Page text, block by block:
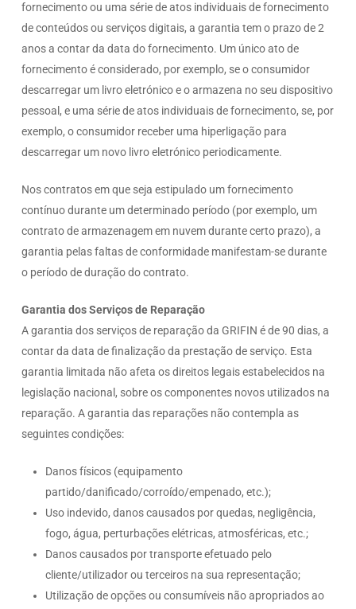
fornecimento ou uma série de atos individuais de fornecimento
de conteúdos ou serviços digitais, a garantia tem o prazo de 2
anos a contar da data do fornecimento. Um único ato de
fornecimento é considerado, por exemplo, se o consumidor
descarregar um livro eletrónico e o armazena no seu dispositivo
pessoal, e uma série de atos individuais de fornecimento, se, por
exemplo, o consumidor receber uma hiperligação para
descarregar um novo livro eletrónico periodicamente.
Nos contratos em que seja estipulado um fornecimento
contínuo durante um determinado período (por exemplo, um
contrato de armazenagem em nuvem durante certo prazo), a
garantia pelas faltas de conformidade manifestam-se durante
o período de duração do contrato.
Garantia dos Serviços de Reparação
A garantia dos serviços de reparação da GRIFIN é de 90 dias, a
contar da data de finalização da prestação de serviço. Esta
garantia limitada não afeta os direitos legais estabelecidos na
legislação nacional, sobre os componentes novos utilizados na
reparação. A garantia das reparações não contempla as
seguintes condições:
Danos físicos (equipamento
partido/danificado/corroído/empenado, etc.);
Uso indevido, danos causados por quedas, negligência,
fogo, água, perturbações elétricas, atmosféricas, etc.;
Danos causados por transporte efetuado pelo
cliente/utilizador ou terceiros na sua representação;
Utilização de opções ou consumíveis não apropriados ao